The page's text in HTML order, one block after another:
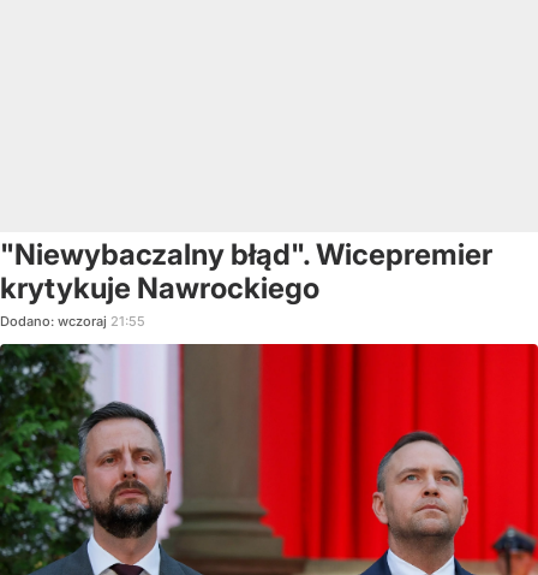
"Niewybaczalny błąd". Wicepremier
krytykuje Nawrockiego
Dodano: wczoraj 21:55